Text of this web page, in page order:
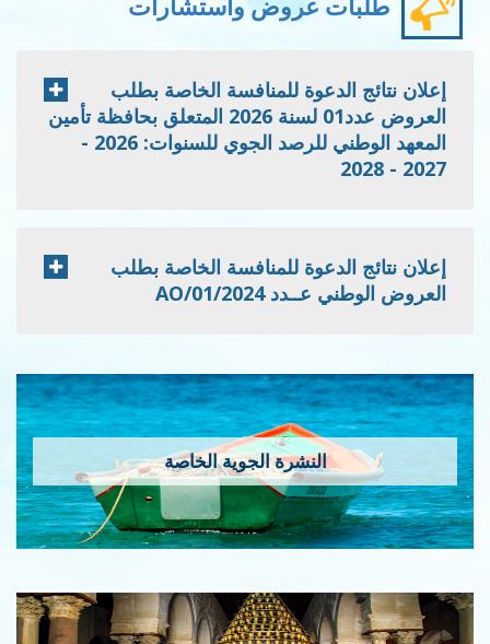
طلبات عروض واستشارات
إعلان نتائج الدعوة للمنافسة الخاصة بطلب
العروض عدد01 لسنة 2026 المتعلق بحافظة تأمين
المعهد الوطني للرصد الجوي للسنوات: 2026 -
2027 - 2028
إعلان نتائج الدعوة للمنافسة الخاصة بطلب
العروض الوطني عــدد 2024/AO/01
النشرة الجوية الخاصة